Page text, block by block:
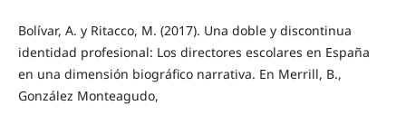
Bolívar, A. y Ritacco, M. (2017). Una doble y discontinua
identidad profesional: Los directores escolares en España
en una dimensión biográfico narrativa. En Merrill, B.,
González Monteagudo,